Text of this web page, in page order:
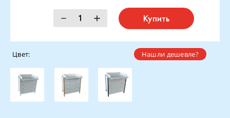
Купить
Нашли дешевле?
Цвет: